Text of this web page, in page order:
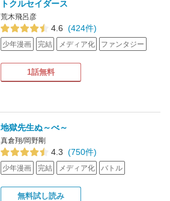
トクルセイダース
荒木飛呂彦
4.6 (424件)
少年漫画 完結 メディア化 ファンタジー
1話無料
地獄先生ぬ～べ～
真倉翔/岡野剛
4.3 (750件)
少年漫画 完結 メディア化 バトル
無料試し読み